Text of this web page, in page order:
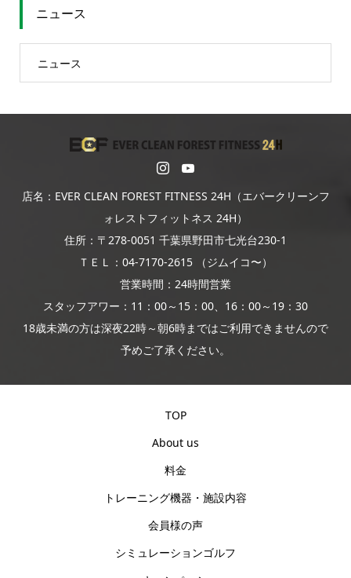
ニュース
ニュース
店名：EVER CLEAN FOREST FITNESS 24H（エバークリーンフ
ォレストフィットネス 24H）
住所：〒278-0051 千葉県野田市七光台230-1
ＴＥＬ：04-7170-2615 （ジムイコ〜）
営業時間：24時間営業
スタッフアワー：11：00～15：00、16：00～19：30
18歳未満の方は深夜22時～朝6時まではご利用できませんので
予めご了承ください。
TOP
About us
料金
トレーニング機器・施設内容
会員様の声
シミュレーションゴルフ